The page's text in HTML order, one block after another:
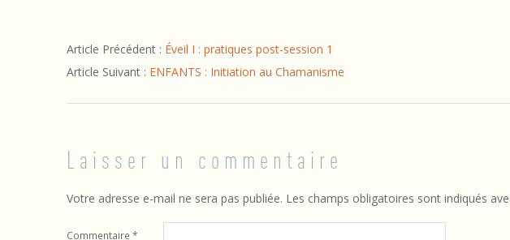
n
s
d
01-
30
Article Précédent : Éveil I : pratiques post-session 1
Article Suivant : ENFANTS : Initiation au Chamanisme
Laisser un commentaire
Votre adresse e-mail ne sera pas publiée. Les champs obligatoires sont indiqués
Commentaire *